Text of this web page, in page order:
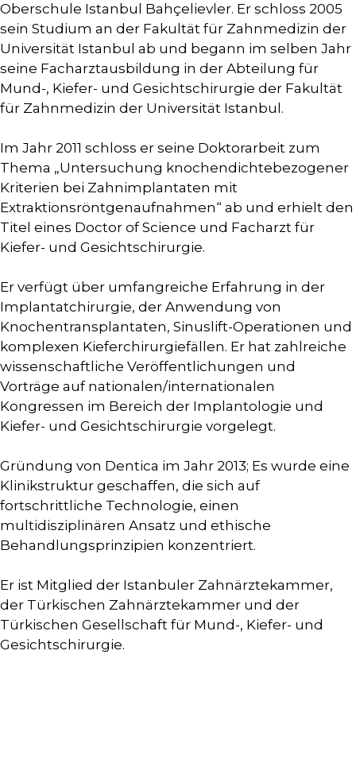
Oberschule Istanbul Bahçelievler. Er schloss 2005
sein Studium an der Fakultät für Zahnmedizin der
Universität Istanbul ab und begann im selben Jahr
seine Facharztausbildung in der Abteilung für
Mund-, Kiefer- und Gesichtschirurgie der Fakultät
für Zahnmedizin der Universität Istanbul.
Im Jahr 2011 schloss er seine Doktorarbeit zum
Thema „Untersuchung knochendichtebezogener
Kriterien bei Zahnimplantaten mit
Extraktionsröntgenaufnahmen“ ab und erhielt den
Titel eines Doctor of Science und Facharzt für
Kiefer- und Gesichtschirurgie.
Er verfügt über umfangreiche Erfahrung in der
Implantatchirurgie, der Anwendung von
Knochentransplantaten, Sinuslift-Operationen und
komplexen Kieferchirurgiefällen. Er hat zahlreiche
wissenschaftliche Veröffentlichungen und
Vorträge auf nationalen/internationalen
Kongressen im Bereich der Implantologie und
Kiefer- und Gesichtschirurgie vorgelegt.
Gründung von Dentica im Jahr 2013; Es wurde eine
Klinikstruktur geschaffen, die sich auf
fortschrittliche Technologie, einen
multidisziplinären Ansatz und ethische
Behandlungsprinzipien konzentriert.
Er ist Mitglied der Istanbuler Zahnärztekammer,
der Türkischen Zahnärztekammer und der
Türkischen Gesellschaft für Mund-, Kiefer- und
Gesichtschirurgie.